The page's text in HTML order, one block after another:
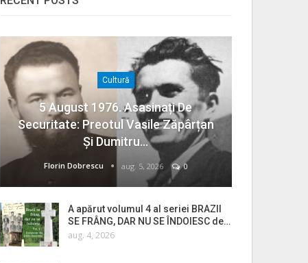
Cultură
5 August 1976. Asasinați De
Securitate: Preotul Vasile Zăpârțan
Și Dumitru…
Florin Dobrescu aug. 5, 2026 0
A apărut volumul 4 al seriei BRAZII
SE FRÂNG, DAR NU SE ÎNDOIESC de…
aug. 4, 2026